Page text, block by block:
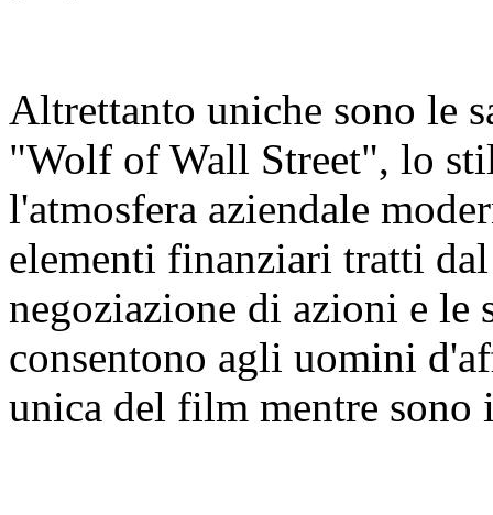
Altrettanto uniche sono le
"Wolf of Wall Street", lo
l'atmosfera aziendale
elementi finanziari tratti
negoziazione di azioni e le
consentono agli uomini
unica del film mentre sono